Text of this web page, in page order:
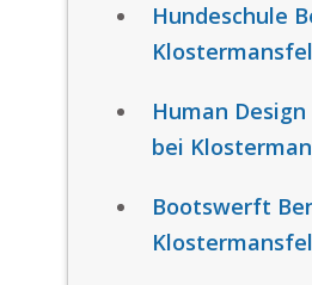
Hundeschule
Human
bei
Bootswerft